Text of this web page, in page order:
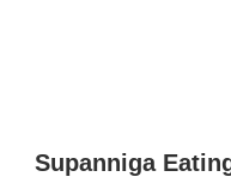
Supanniga